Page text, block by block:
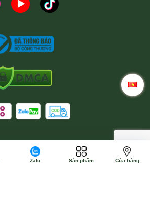
Zalo Sản phẩm Cửa hàng